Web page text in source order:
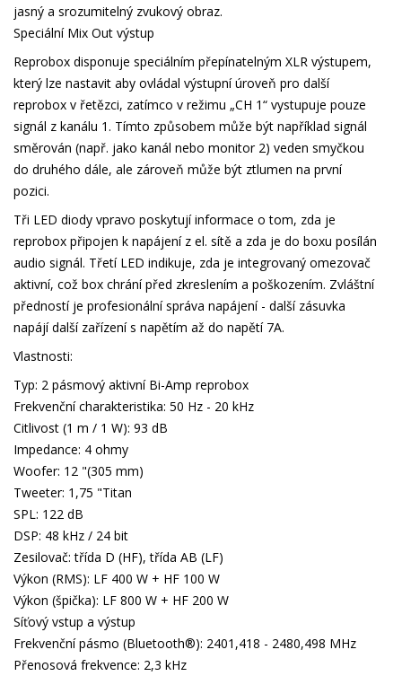
jasný a srozumitelný zvukový obraz.
Speciální Mix Out výstup
Reprobox disponuje speciálním přepínatelným XLR výstupem,
který lze nastavit aby ovládal výstupní úroveň pro další
reprobox v řetězci, zatímco v režimu „CH 1“ vystupuje pouze
signál z kanálu 1. Tímto způsobem může být například signál
směrován (např. jako kanál nebo monitor 2) veden smyčkou
do druhého dále, ale zároveň může být ztlumen na první
pozici.
Tři LED diody vpravo poskytují informace o tom, zda je
reprobox připojen k napájení z el. sítě a zda je do boxu posílán
audio signál. Třetí LED indikuje, zda je integrovaný omezovač
aktivní, což box chrání před zkreslením a poškozením. Zvláštní
předností je profesionální správa napájení - další zásuvka
napájí další zařízení s napětím až do napětí 7A.
Vlastnosti:
Typ: 2 pásmový aktivní Bi-Amp reprobox
Frekvenční charakteristika: 50 Hz - 20 kHz
Citlivost (1 m / 1 W): 93 dB
Impedance: 4 ohmy
Woofer: 12 "(305 mm)
Tweeter: 1,75 "Titan
SPL: 122 dB
DSP: 48 kHz / 24 bit
Zesilovač: třída D (HF), třída AB (LF)
Výkon (RMS): LF 400 W + HF 100 W
Výkon (špička): LF 800 W + HF 200 W
Síťový vstup a výstup
Frekvenční pásmo (Bluetooth®): 2401,418 - 2480,498 MHz
Přenosová frekvence: 2,3 kHz